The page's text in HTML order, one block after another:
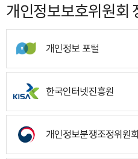
개인정보보호위원회
개인정보 포털
한국인터넷진흥원
개인정보분쟁조정위원회